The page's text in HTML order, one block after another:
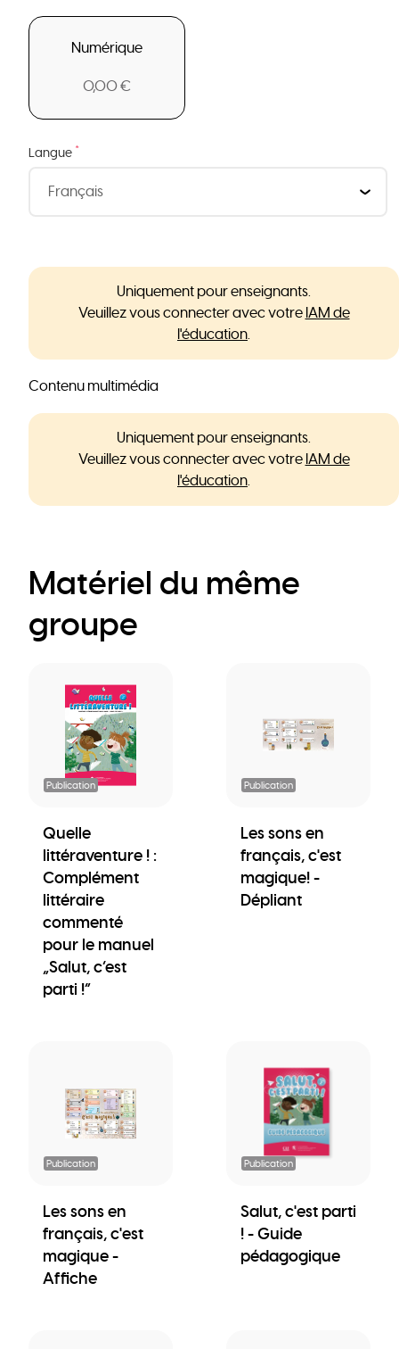
Numérique
0,00 €
Langue *
Uniquement pour enseignants.
Veuillez vous connecter avec votre IAM de
l'éducation.
Contenu multimédia
Uniquement pour enseignants.
Veuillez vous connecter avec votre IAM de
l'éducation.
Matériel du même
groupe
Publication
Quelle
littéraventure ! :
Complément
littéraire
commenté
pour le manuel
„Salut, c’est
parti !“
Publication
Les sons en
français, c'est
magique! -
Dépliant
Publication
Les sons en
français, c'est
magique -
Affiche
Publication
Salut, c'est parti
! - Guide
pédagogique